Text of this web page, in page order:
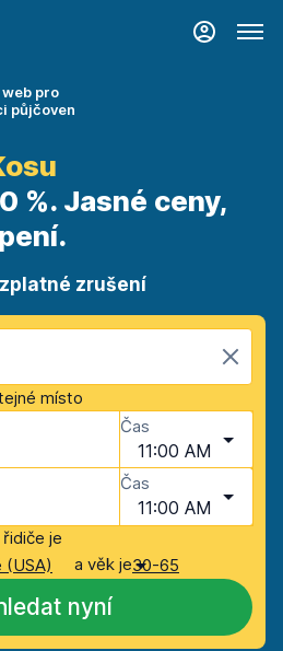
pro
půjčoven
%. Jasné ceny,
zrušení
místo
Čas
11:00 AM
Čas
11:00 AM
je
(USA)
a věk je30-65
nyní